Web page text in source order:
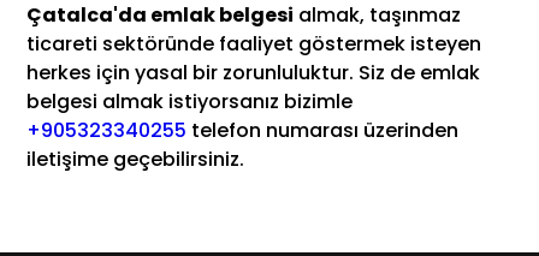
Çatalca'da emlak belgesi almak, taşınmaz
ticareti sektöründe faaliyet göstermek isteyen
herkes için yasal bir zorunluluktur. Siz de emlak
belgesi almak istiyorsanız bizimle
+905323340255 telefon numarası üzerinden
iletişime geçebilirsiniz.